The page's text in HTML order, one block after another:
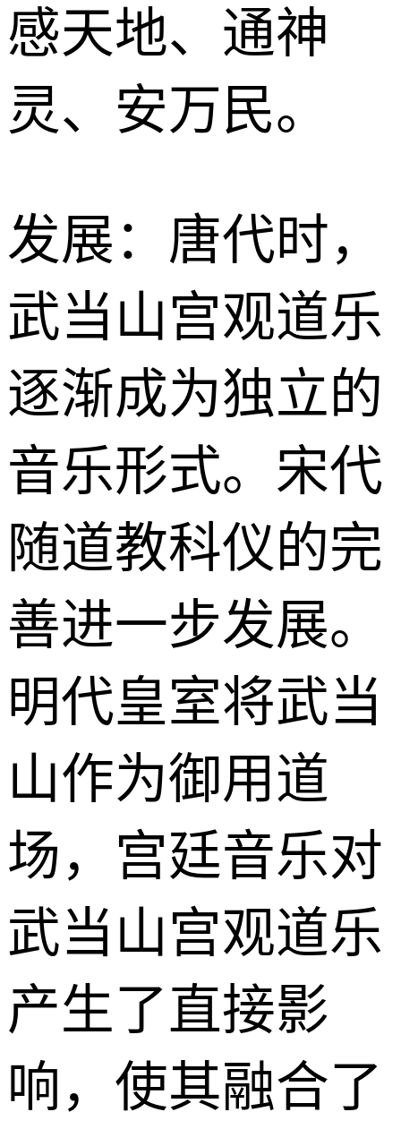
感天地、通神
灵、安万民。
发展：唐代时，
武当山宫观道乐
逐渐成为独立的
音乐形式。宋代
随道教科仪的完
善进一步发展。
明代皇室将武当
山作为御用道
场，宫廷音乐对
武当山宫观道乐
产生了直接影
响，使其融合了